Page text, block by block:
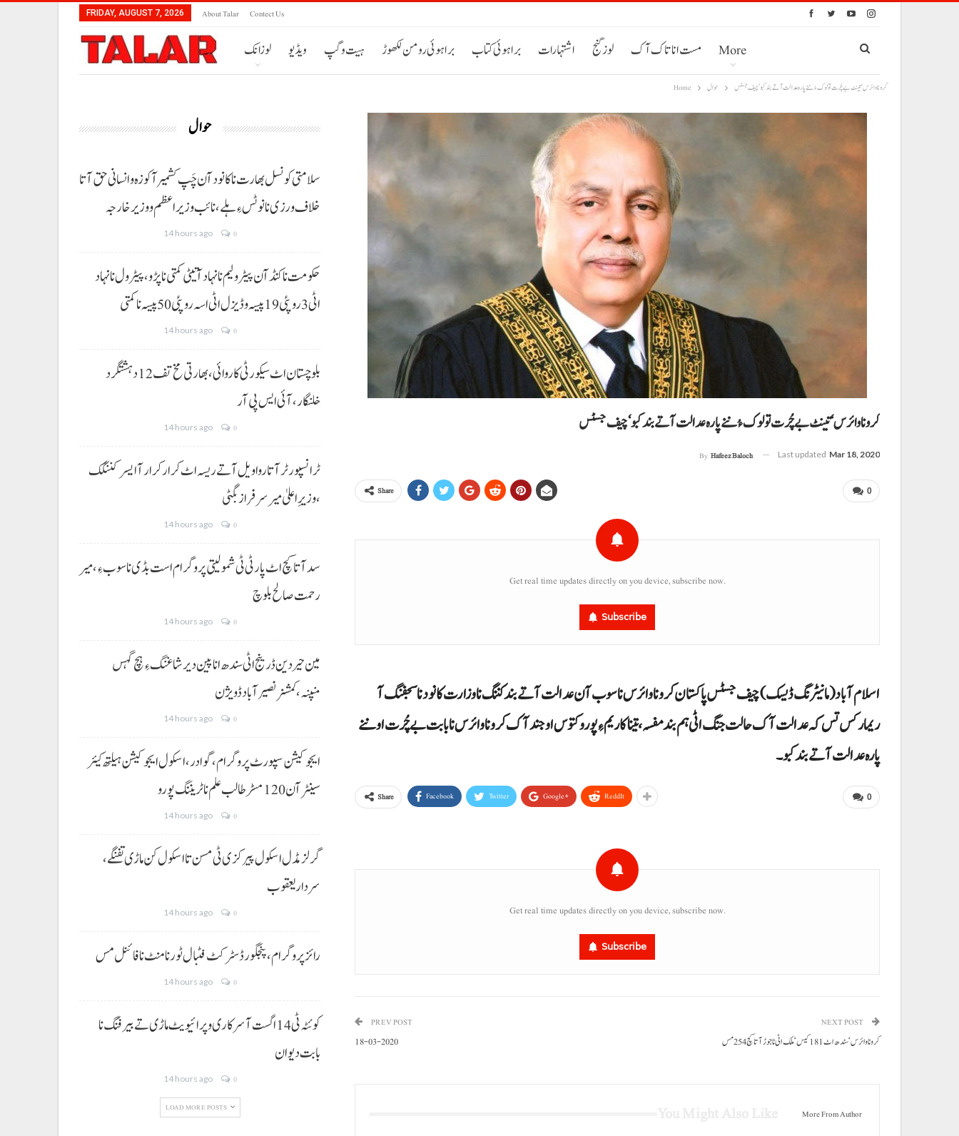
FRIDAY, AUGUST 7, 2026 About Talar Contect Us
لوزانک ویڈیو ہیت و گپ براہوئی رومن لکھوڑ براہوئی کتاب اشتہارات لوز گنج مست انا تاک آک More
Home حوال کرونا وائرس‘تینٹ بے چُرت تولوک ءُ ننے پارہ عدالت آتے بند کبو‘چیف جسٹس
کرونا وائرس‘تینٹ بے چُرت تولوک ءُ ننے پارہ عدالت آتے بند کبو‘چیف جسٹس
By Hafeez Baloch Last updated Mar 18, 2020
0
Share
Get real time updates directly on you device, subscribe now.
Subscribe
اسلام آباد(مانیٹرنگ ڈیسک) چیف جسٹس پاکستان کرونا وائرس نا سوب آن عدالت آتے بند کننگ نا وزارت کانود نا سجفنگ آ
ریمارکس تس کہ عدالت آک حالت جنگ اٹی ہم بند مفسہ، تینا کاریم ءِ پورو کتوس او جند آک کرونا وائرس نا بابت بے چُرت او ننے
پارہ عدالت آتے بند کبو۔
0
Share Facebook Twitter Google+ ReddIt
Get real time updates directly on you device, subscribe now.
Subscribe
PREV POST
18-03-2020
NEXT POST
کرونا وائرس‘سندھ اٹ181 کیس‘ ملک اٹی ناجوڑ آتا کچ 254 مس
More From Author
حوال
سلامتی کونسل بھارت نا کانود آن چَپ کشمیر آ کوزہ و انسانی حق آتا
خلاف ورزی نا نوٹس ءِ ہلے،نائب وزیراعظم و وزیر خارجہ
14 hours ago 0
حکومت نا کنڈ آن پیٹرولیم نا نہاد آتیٹی کمتی نا پڑو،پیٹرول نا نہاد
اٹی 3 روپئی 19 پیسہ و ڈیزل اٹی اسہ روپئی 50 پیسہ نا کمتی
14 hours ago 0
بلوچستان اٹ سیکورٹی کاروائی، بھارتی مخ تف 12 دہشتگرد
خلنگار،آئی ایس پی آر
14 hours ago 0
ٹرانسپورٹر آتا روا ویل آتے ریسہ اٹ کرار کرار آ ایسر کننگک
،وزیرِ اعلیٰ میر سرفراز بگٹی
14 hours ago 0
سد آتا کچ اٹ پارٹی ٹی شمولیتی پروگرام است بڈی نا سوب ءِ،میر
رحمت صالح بلوچ
14 hours ago 0
مین حیردین ڈرینج اٹی سندھ انا پین دیر شاغنگ ءِ ہچ گہس
منپنہ،کمشنر نصیرآباد ڈویژن
14 hours ago 0
ایجوکیشن سپورٹ پروگرام،گوادر، اسکول ایجوکیشن ہیلتھ کیئر
سینٹر آن 120 مسڑ طالب علم نا ٹریننگ پورو
14 hours ago 0
گرلز مڈل اسکول پیرکزی ٹی مسن تا اسکول کن ماڑی تفنگے،
سردار یعقوب
14 hours ago 0
رائز پروگرام، پنجگور ڈسٹرکٹ فٹبال ٹورنامنٹ نا فائنل مس
14 hours ago 0
کوئٹہ ٹی 14 اگست آ سرکاری و پرائیویٹ ماڑی تے بیرفنگ نا
بابت دیوان
14 hours ago 0
LOAD MORE POSTS